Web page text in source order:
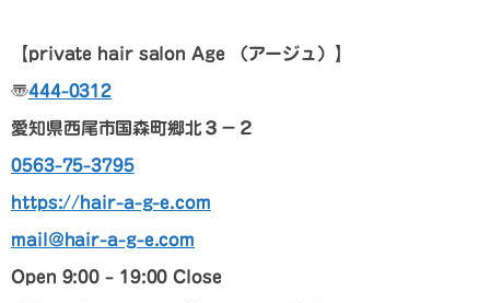
【private hair salon Age （アージュ） 】
〠444-0312
愛知県西尾市国森町郷北３－２
0563-75-3795
https://hair-a-g-e.com
mail@hair-a-g-e.com
Open 9:00 – 19:00 Close